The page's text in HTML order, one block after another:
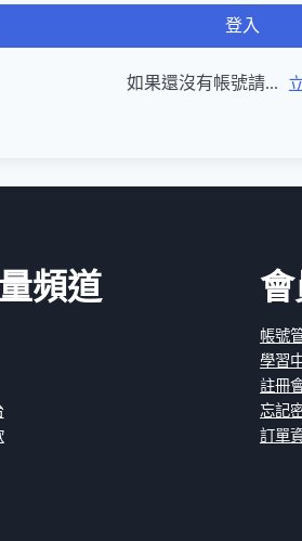
登入
如果還沒有帳號請...
頻道
帳號
學習
註冊
忘記
訂單